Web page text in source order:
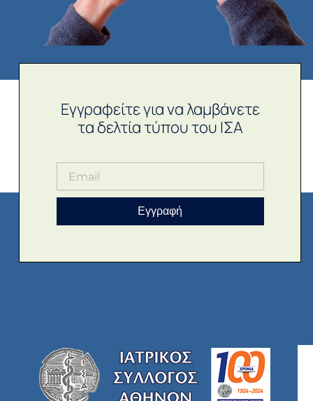
Εγγραφείτε για να λαμβάνετε
τα δελτία τύπου του ΙΣΑ
Εγγραφή